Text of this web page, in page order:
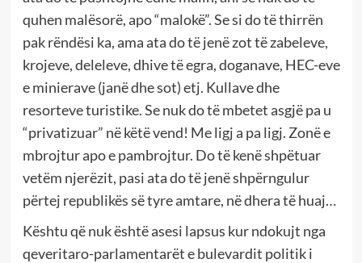
quhen malësorë, apo “malokë”. Se si do të thirrën
pak rëndësi ka, ama ata do të jenë zot të zabeleve,
krojeve, deleleve, dhive të egra, doganave, HEC-eve
e minierave (janë dhe sot) etj. Kullave dhe
resorteve turistike. Se nuk do të mbetet asgjë pa u
“privatizuar” në këtë vend! Me ligj a pa ligj. Zonë e
mbrojtur apo e pambrojtur. Do të kenë shpëtuar
vetëm njerëzit, pasi ata do të jenë shpërngulur
përtej republikës së tyre amtare, në dhera të huaj…
Kështu që nuk është asesi lapsus kur ndokujt nga
qeveritaro-parlamentarët e bulevardit politik i